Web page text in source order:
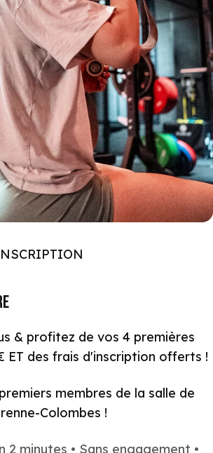
& profitez de vos 4 premières
ET des frais d'inscription offerts !
membres de la salle de
Colombes !
2 minutes • Sans engagement •